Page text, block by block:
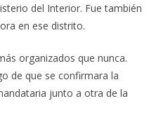
del Interior. Fue también
en ese distrito.
organizados que nunca.
de que se confirmara la
junto a otra de la